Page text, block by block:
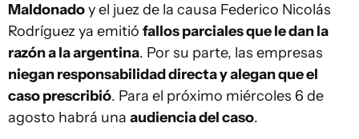
Maldonadoy el juez de la causa Federico Nicolás
Rodríguez ya emitió fallos parciales que le dan la
razón a la argentina. Por su parte, las empresas
niegan responsabilidad directa y alegan que el
caso prescribió. Para el próximo miércoles 6 de
agosto habrá una audiencia del caso.